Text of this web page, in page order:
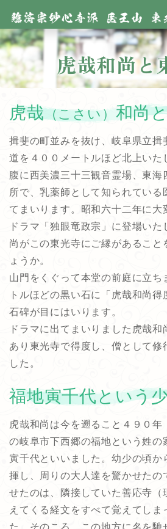
虎哉和尚と
虎哉 （こさい） 和尚
揖斐の町並みを抜け、岐阜県立揖
道を４００メートルほど北上いた
腹に西美濃三十三観音霊場、東海
所で、乳薬師として知られている
てまいります。昭和六十二年に大
ドラマ「独眼竜政宗」に登場い
尚がこの東光寺にご縁があること
ょうか。
山門をくぐって本堂の前庭に立ち
トルほどの黒い石に「虎哉和尚
石碑が目にはいります。
ドラマに出てまいりました虎哉
あり東光寺で得度し、僧として修
した。
福地寅千代という
虎哉和尚は今を遡ること４９０年
の岐阜市下西郷の福地という姓の
寅千代といいました。幼少の頃か
揮し、周りの大人達を驚かせたの
せたのは、隣接していた善応寺（
えてくる経文をすべて覚えてしま